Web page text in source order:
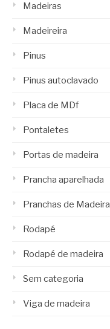
Madeiras
Madeireira
Pinus
Pinus autoclavado
Placa de MDf
Pontaletes
Portas de madeira
Prancha aparelhada
Pranchas de Madeira
Rodapé
Rodapé de madeira
Sem categoria
Viga de madeira